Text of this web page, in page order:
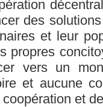
des
et leur
propres
vers un
et aucune
et